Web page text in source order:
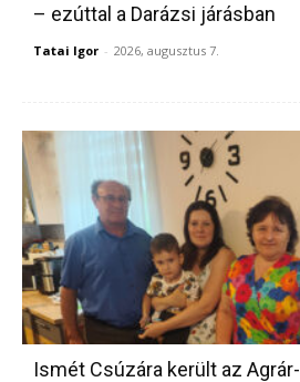
– ezúttal a Darázsi járásban
Tatai Igor - 2026, augusztus 7.
Ismét Csúzára került az Agrár-